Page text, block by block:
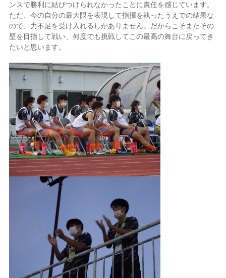
ンスで勝利に結びつけられなかったことに責任を感じています。
ただ、今の自分の最大限を表現して指揮を執ったうえでの結果な
ので、力不足を受け入れるしかありません。だからこそまたその
壁を目指して戦い、何度でも挑戦してこの最高の舞台に戻ってき
たいと思います。